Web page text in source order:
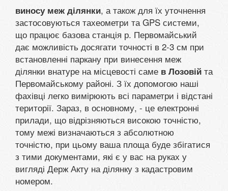
виносу меж ділянки, а також для їх уточнення
застосовуються тахеометри та GPS системи,
що працює базова станція р. Первомайський
дає можливість досягати точності в 2-3 см при
встановленні паркану при винесення меж
ділянки внатуре на місцевості саме в Лозовій та
Первомайському районі. З їх допомогою наші
фахівці легко вимірюють всі параметри і відстані
території. Зараз, в основному, - це електронні
прилади, що відрізняються високою точністю,
тому межі визначаються з абсолютною
точністю, при цьому ваша площа буде збігатися
з тими документами, які є у вас на руках у
вигляді Держ Акту на ділянку з кадастровим
номером.